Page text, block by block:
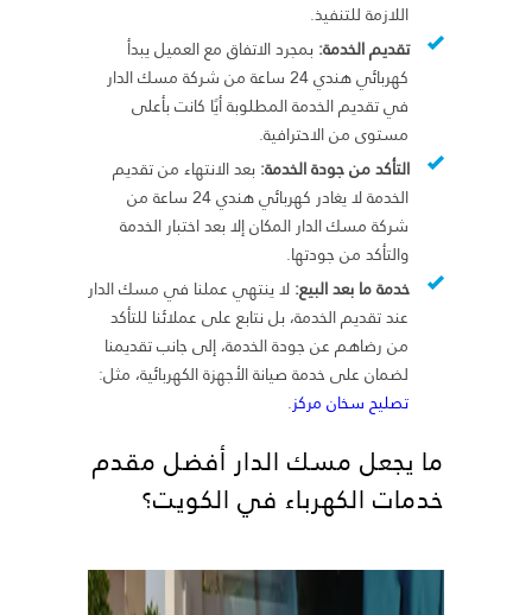
اللازمة للتنفيذ.
تقديم الخدمة:بمجرد الاتفاق مع العميل يبدأ
كهربائي هندي 24 ساعة من شركة مسك الدار
في تقديم الخدمة المطلوبة أيًا كانت بأعلى
مستوى من الاحترافية.
التأكد من جودة الخدمة:بعد الانتهاء من تقديم
الخدمة لا يغادر كهربائي هندي 24 ساعة من
شركة مسك الدار المكان إلا بعد اختبار الخدمة
والتأكد من جودتها.
خدمة ما بعد البيع:لا ينتهي عملنا في مسك الدار
عند تقديم الخدمة، بل نتابع على عملائنا للتأكد
من رضاهم عن جودة الخدمة، إلى جانب تقديمنا
لضمان على خدمة صيانة الأجهزة الكهربائية، مثل:
تصليح سخان مركز.
ما يجعل مسك الدار أفضل مقدم
خدمات الكهرباء في الكويت؟